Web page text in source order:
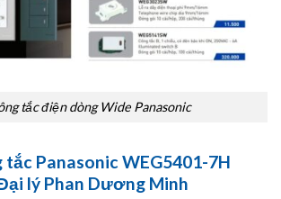
tắc điện dòng Wide Panasonic
Panasonic WEG5401-7H
lý Phan Dương Minh